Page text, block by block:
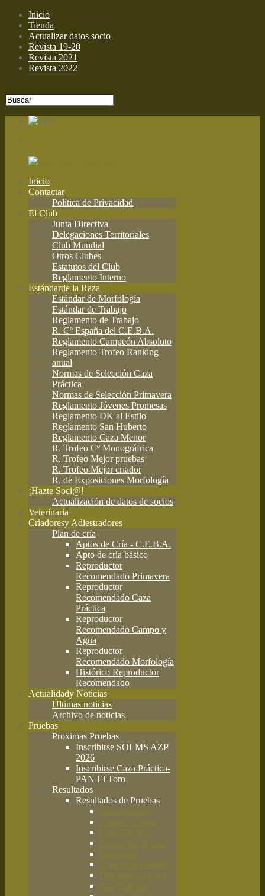
Inicio
Tienda
Actualizar datos socio
Revista 19-20
Revista 2021
Revista 2022
Inicio
Contactar
Política de Privacidad
El Club
Junta Directiva
Delegaciones Territoriales
Club Mundial
Otros Clubes
Estatutos del Club
Reglamento Interno
Estándarde la Raza
Estándar de Morfología
Estándar de Trabajo
Reglamento de Trabajo
R. Cº España del C.E.B.A.
Reglamento Campeón Absoluto
Reglamento Trofeo Ranking
anual
Normas de Selección Caza
Práctica
Normas de Selección Primavera
Reglamento Jóvenes Promesas
Reglamento DK al Estilo
Reglamento San Huberto
Reglamento Caza Menor
R. Trofeo Cº Monográfrica
R. Trofeo Mejor pruebas
R. Trofeo Mejor criador
R. de Exposiciones Morfología
¡Hazte Soci@!
Actualización de datos de socios
Veterinaria
Criadoresy Adiestradores
Plan de cría
Aptos de Cría - C.E.B.A.
Apto de cría básico
Reproductor
Recomendado Primavera
Reproductor
Recomendado Caza
Práctica
Reproductor
Recomendado Campo y
Agua
Reproductor
Recomendado Morfología
Histórico Reproductor
Recomendado
Actualidady Noticias
Últimas noticias
Archivo de noticias
Pruebas
Proximas Pruebas
Inscribirse SOLMS AZP
2026
Inscribirse Caza Práctica-
PAN El Toro
Resultados
Resultados de Pruebas
Monográficas
Campo y Agua
Caza Práctica
Búsqueda de caza
Primavera
Clásica de codorniz
Disciplinas básicas
San Huberto